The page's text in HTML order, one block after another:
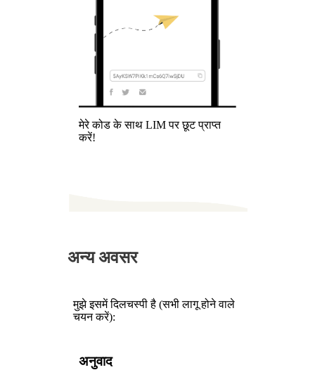
मेरे कोड के साथ LIM पर छूट प्राप्त
करें!
अन्य अवसर
मुझे इसमें दिलचस्पी है (सभी लागू होने वाले
चयन करें):
अनुवाद